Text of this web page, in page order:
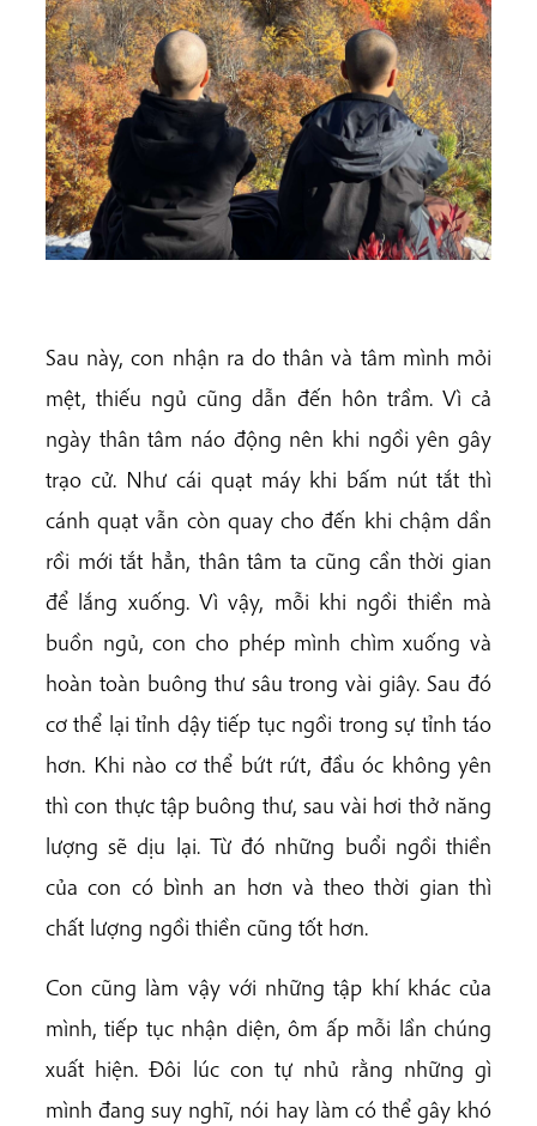
Sau này, con nhận ra do thân và tâm mình mỏi
mệt, thiếu ngủ cũng dẫn đến hôn trầm. Vì cả
ngày thân tâm náo động nên khi ngồi yên gây
trạo cử. Như cái quạt máy khi bấm nút tắt thì
cánh quạt vẫn còn quay cho đến khi chậm dần
rồi mới tắt hẳn, thân tâm ta cũng cần thời gian
để lắng xuống. Vì vậy, mỗi khi ngồi thiền mà
buồn ngủ, con cho phép mình chìm xuống và
hoàn toàn buông thư sâu trong vài giây. Sau đó
cơ thể lại tỉnh dậy tiếp tục ngồi trong sự tỉnh táo
hơn. Khi nào cơ thể bứt rứt, đầu óc không yên
thì con thực tập buông thư, sau vài hơi thở năng
lượng sẽ dịu lại. Từ đó những buổi ngồi thiền
của con có bình an hơn và theo thời gian thì
chất lượng ngồi thiền cũng tốt hơn.
Con cũng làm vậy với những tập khí khác của
mình, tiếp tục nhận diện, ôm ấp mỗi lần chúng
xuất hiện. Đôi lúc con tự nhủ rằng những gì
mình đang suy nghĩ, nói hay làm có thể gây khó